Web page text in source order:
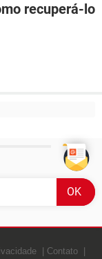
recuperá-lo
Contato